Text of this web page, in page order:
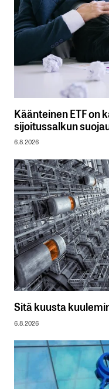
Käänteinen ETF on
sijoitussalkun
6.8.2026
Sitä kuusta
6.8.2026